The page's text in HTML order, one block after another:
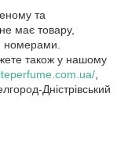
та
має товару,
номерами.
також у нашому
Дністрівський